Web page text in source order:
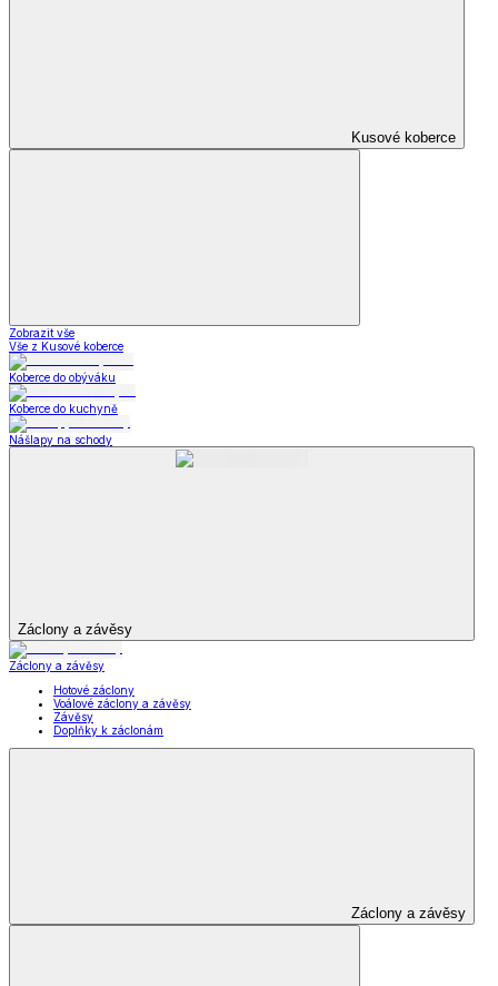
Kusové koberce
Zobrazit vše
Vše z Kusové koberce
Koberce do obýváku
Koberce do kuchyně
Nášlapy na schody
Záclony a závěsy
Záclony a závěsy
Hotové záclony
Voálové záclony a závěsy
Závěsy
Doplňky k záclonám
Záclony a závěsy